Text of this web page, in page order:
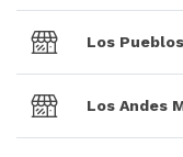
Los Pueblos
Los Andes